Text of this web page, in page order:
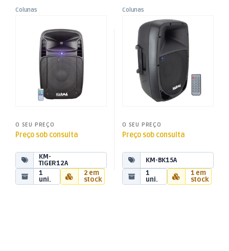
Colunas
Som e Luz
USB/SD/MP3 Bluetooth + TWS
O SEU PREÇO
Preço sob consulta
KM-
TIGER12A
1
uni.
2 em
stock
Colunas
Colunas Activas
Som e Luz
Coluna Activa 15″ 400W
USB/SD/MP3 Bluetooth
O SEU PREÇO
Preço sob consulta
KM-BK15A
1
uni.
1 em
stock